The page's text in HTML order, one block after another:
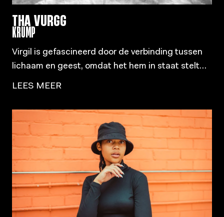
THA VURGG
KRUMP
Virgil is gefascineerd door de verbinding tussen
lichaam en geest, omdat het hem in staat stelt
om mogelijkheden te verkennen via mentale
LEES MEER